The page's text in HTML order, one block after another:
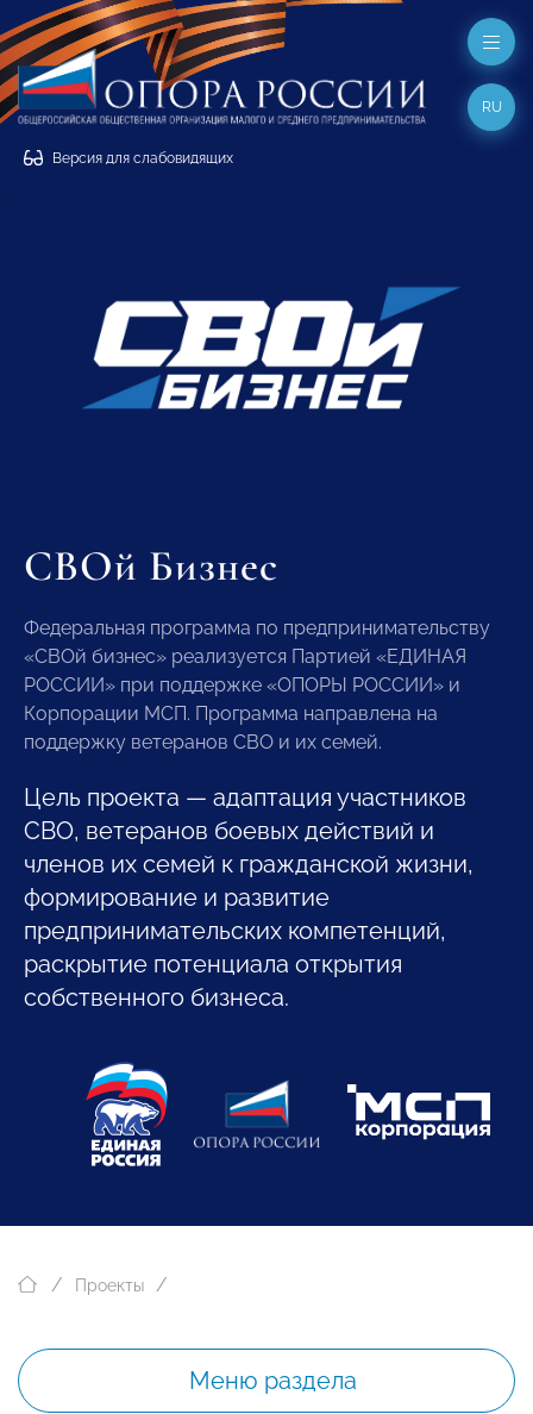
Версия для слабовидящих
RU
СВОй Бизнес
Федеральная программа по предпринимательству
«СВОй бизнес» реализуется Партией «ЕДИНАЯ
РОССИИ» при поддержке «ОПОРЫ РОССИИ» и
Корпорации МСП. Программа направлена на
поддержку ветеранов СВО и их семей.
Цель проекта — адаптация участников
СВО, ветеранов боевых действий и
членов их семей к гражданской жизни,
формирование и развитие
предпринимательских компетенций,
раскрытие потенциала открытия
собственного бизнеса.
Проекты
Меню раздела